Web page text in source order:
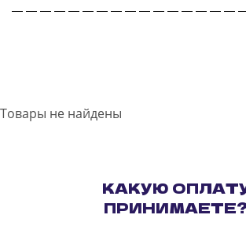
Товары не найдены
КАКУЮ